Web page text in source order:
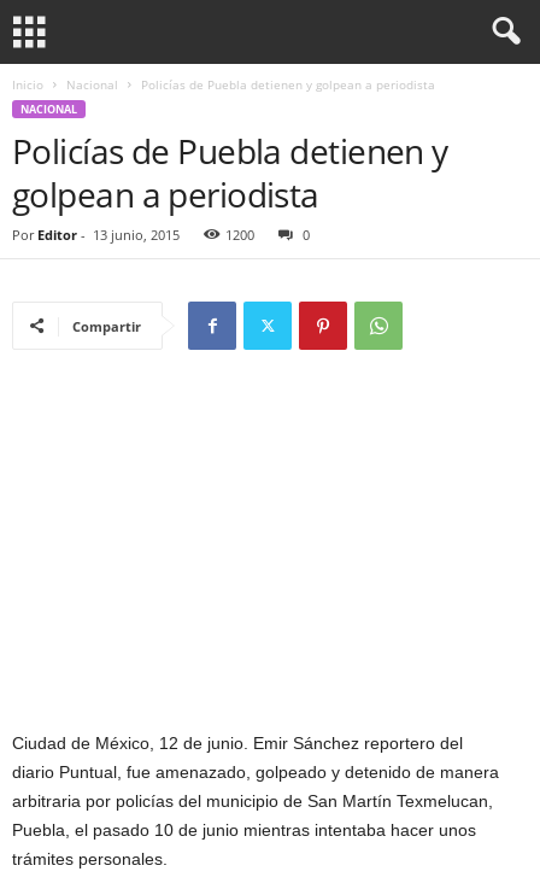
Inicio Nacional Policías de Puebla detienen y golpean a periodista
NACIONAL
Policías de Puebla detienen y
golpean a periodista
Por Editor - 13 junio, 2015 1200 0
Compartir
Ciudad de México, 12 de junio. Emir Sánchez reportero del
diario Puntual, fue amenazado, golpeado y detenido de manera
arbitraria por policías del municipio de San Martín Texmelucan,
Puebla, el pasado 10 de junio mientras intentaba hacer unos
trámites personales.